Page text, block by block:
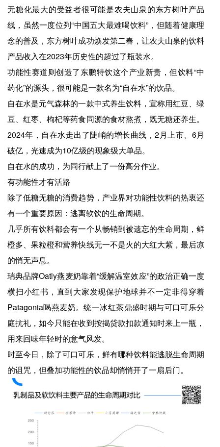
无糖化最大的受益者很可能是农夫山泉的东方树叶产品
线，虽然一度位列“中国五大最难喝饮料”，但随着健康理
念的普及，东方树叶成功焕发第二春，让农夫山泉的饮料
产品收入在2023年历史性的超过了瓶装水。
功能性赛道则创造了东鹏特饮这个产业新贵，但饮料“中
药化”的源头，很可能是一款名为“自在水”的饮品。
自在水是元气森林的一款中式养生饮料，宣称用红豆、绿
豆、红枣、枸杞等药食同源的食材熬煮，既无糖还养生。
2024年，自在水走出了陡峭的增长曲线，2月上市、6月
破亿，光速成为10亿级的现象级大单品。
自在水的成功，为同行献上了一份高分作业。
有功能性才有活路
除了低糖无糖的消费趋势，产业界对功能性饮料的热衷还
有一个重要原因：逃离软饮的生命周期。
几乎所有饮料都会有一个从畅销到被遗忘的生命周期，鲜
橙多、果粒橙和营养快线无一不是火的大红大紫，最后凉
的悄无声息。
瑞典品牌Oatly燕麦奶靠着“缓解温室效应”的政治正确一度
横扫小红书，直到大家发现保护地球并不一定非得穿着
Patagonia喝燕麦奶。统一冰红茶鼎盛时期与可口可乐分
庭抗礼，如今只能在收到按揭贷款扣款通知时来上一瓶，
用来回味年轻时的意气风发。
时至今日，除了可口可乐，鲜有哪种饮料能逃脱生命周期
的诅咒，但叠加功能性的饮品却悄悄开了一扇后门。